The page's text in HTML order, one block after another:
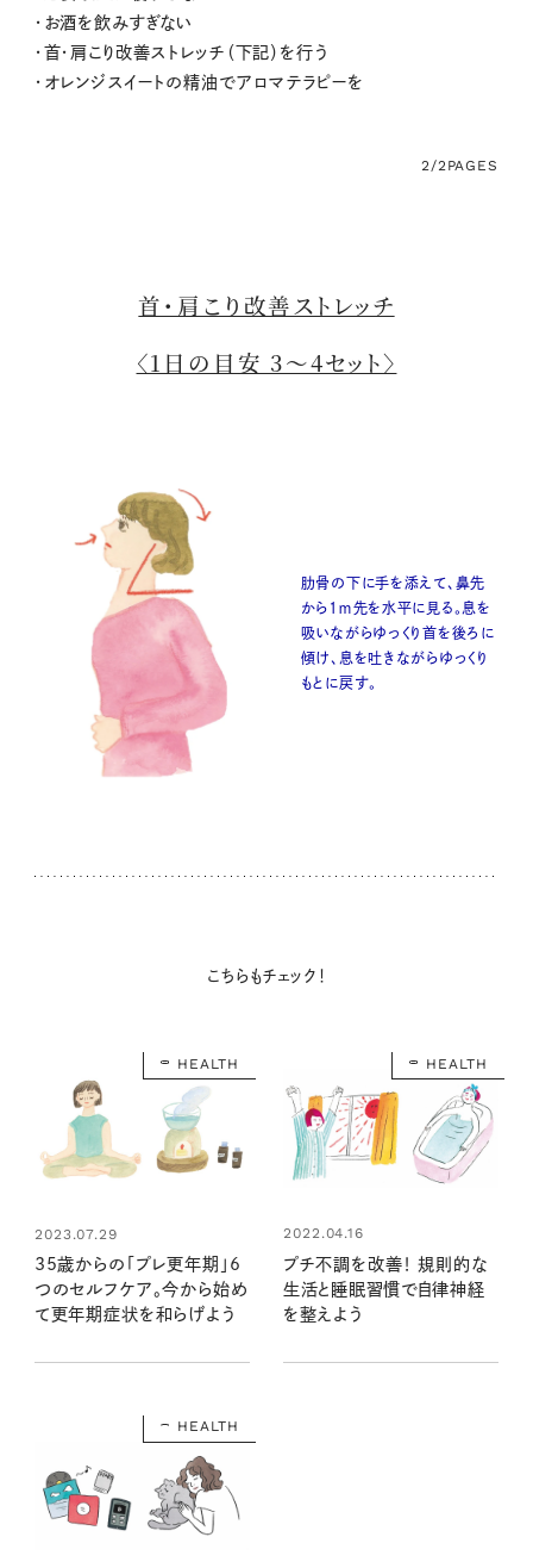
・お酒を飲みすぎない
・首・肩こり改善ストレッチ（下記）を行う
・オレンジスイートの精油でアロマテラピーを
2/2PAGES
首・肩こり改善ストレッチ
〈1日の目安 3～4セット〉
肋骨の下に手を添えて、鼻先
から1ｍ先を水平に見る。息を
吸いながらゆっくり首を後ろに
傾け、息を吐きながらゆっくり
もとに戻す。
こちらもチェック！
HEALTH
2023.07.29
35歳からの「プレ更年期」6
つのセルフケア。今から始め
て更年期症状を和らげよう
HEALTH
2022.04.16
プチ不調を改善！ 規則的な
生活と睡眠習慣で自律神経
を整えよう
HEALTH